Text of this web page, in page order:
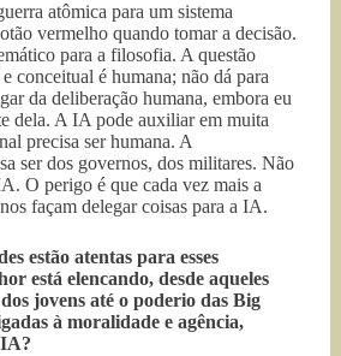
atômica para um sistema
vermelho quando tomar a decisão.
para a filosofia. A questão
conceitual é humana; não dá para
da deliberação humana, embora eu
dela. A IA pode auxiliar em muita
precisa ser humana. A
ser dos governos, dos militares. Não
O perigo é que cada vez mais a
façam delegar coisas para a IA.
estão atentas para esses
está elencando, desde aqueles
jovens até o poderio das Big
à moralidade e agência,